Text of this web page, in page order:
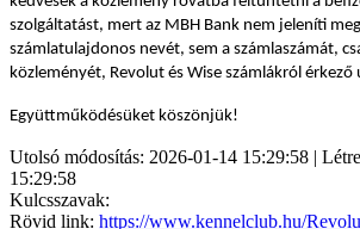
szolgáltatást, mert az MBH Bank nem jeleníti
számlatulajdonos nevét, sem a számlaszámát,
közleményét, Revolut és Wise számlákról érkező
Együttműködésüket köszönjük!
Utolsó módosítás: 2026-01-14 15:29:58 |
15:29:58
Kulcsszavak:
Rövid link: https://www.kennelclub.hu/